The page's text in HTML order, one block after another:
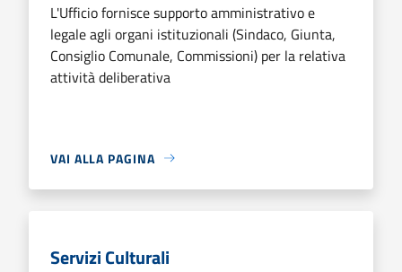
L'Ufficio fornisce supporto amministrativo e
legale agli organi istituzionali (Sindaco, Giunta,
Consiglio Comunale, Commissioni) per la relativa
attività deliberativa
VAI ALLA PAGINA
Servizi Culturali